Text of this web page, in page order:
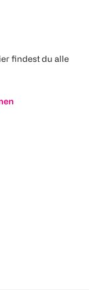
findest du alle